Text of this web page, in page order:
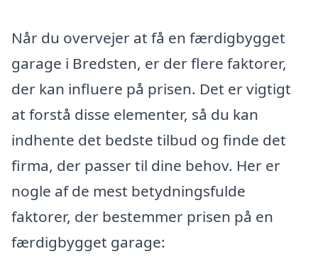
Når du overvejer at få en færdigbygget
garage i Bredsten, er der flere faktorer,
der kan influere på prisen. Det er vigtigt
at forstå disse elementer, så du kan
indhente det bedste tilbud og finde det
firma, der passer til dine behov. Her er
nogle af de mest betydningsfulde
faktorer, der bestemmer prisen på en
færdigbygget garage: